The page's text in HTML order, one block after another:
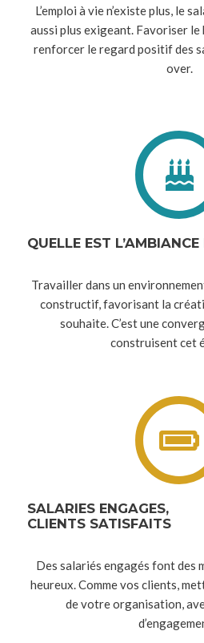
L’emploi à vie n’existe plus, le
aussi plus exigeant. Favoriser
renforcer le regard positif des
over.
QUELLE EST L’AMBIANCE
Travailler dans un
constructif, favorisant la
souhaite. C’est une
construisent cet
SALARIES ENGAGES,
CLIENTS SATISFAITS
Des salariés engagés font des
heureux. Comme vos clients,
de votre organisation,